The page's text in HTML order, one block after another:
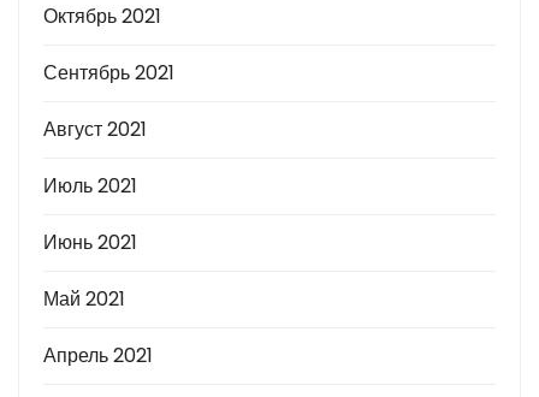
Октябрь 2021
Сентябрь 2021
Август 2021
Июль 2021
Июнь 2021
Май 2021
Апрель 2021